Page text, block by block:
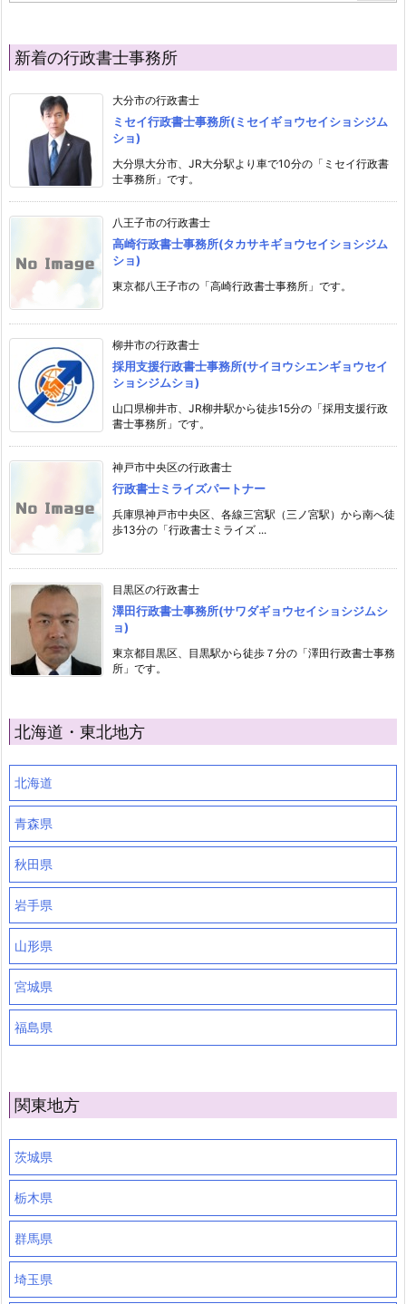
新着の行政書士事務所
大分市の行政書士
ミセイ行政書士事務所(ミセイギョウセイショシジム
ショ)
大分県大分市、JR大分駅より車で10分の「ミセイ行政書
士事務所」です。
八王子市の行政書士
高崎行政書士事務所(タカサキギョウセイショシジム
ショ)
東京都八王子市の「高崎行政書士事務所」です。
柳井市の行政書士
採用支援行政書士事務所(サイヨウシエンギョウセイ
ショシジムショ)
山口県柳井市、JR柳井駅から徒歩15分の「採用支援行政
書士事務所」です。
神戸市中央区の行政書士
行政書士ミライズパートナー
兵庫県神戸市中央区、各線三宮駅（三ノ宮駅）から南へ徒
歩13分の「行政書士ミライズ ...
目黒区の行政書士
澤田行政書士事務所(サワダギョウセイショシジムシ
ョ)
東京都目黒区、目黒駅から徒歩７分の「澤田行政書士事務
所」です。
北海道・東北地方
北海道
青森県
秋田県
岩手県
山形県
宮城県
福島県
関東地方
茨城県
栃木県
群馬県
埼玉県